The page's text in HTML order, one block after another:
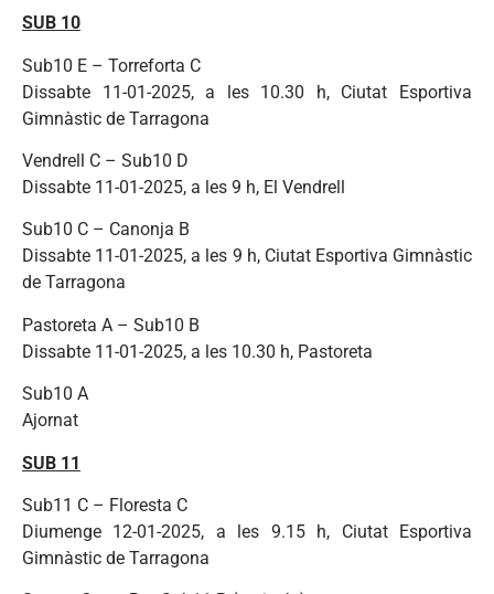
SUB 10
Sub10 E – Torreforta C
Dissabte 11-01-2025, a les 10.30 h, Ciutat Esportiva
Gimnàstic de Tarragona
Vendrell C – Sub10 D
Dissabte 11-01-2025, a les 9 h, El Vendrell
Sub10 C – Canonja B
Dissabte 11-01-2025, a les 9 h, Ciutat Esportiva Gimnàstic
de Tarragona
Pastoreta A – Sub10 B
Dissabte 11-01-2025, a les 10.30 h, Pastoreta
Sub10 A
Ajornat
SUB 11
Sub11 C – Floresta C
Diumenge 12-01-2025, a les 9.15 h, Ciutat Esportiva
Gimnàstic de Tarragona